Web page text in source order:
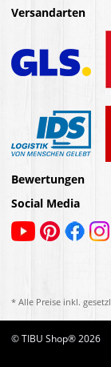
Versandarten
Bewertungen
Social Media
* Alle Preise inkl.
© TIBU Shop® 2026